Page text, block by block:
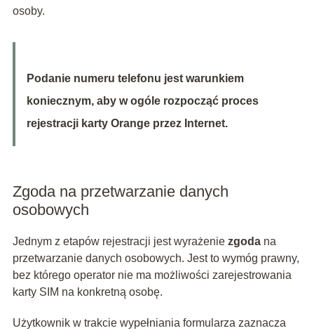
osoby.
Podanie numeru telefonu jest warunkiem
koniecznym, aby w ogóle rozpocząć proces
rejestracji karty Orange przez Internet.
Zgoda na przetwarzanie danych
osobowych
Jednym z etapów rejestracji jest wyrażenie zgodana
przetwarzanie danych osobowych. Jest to wymóg prawny,
bez którego operator nie ma możliwości zarejestrowania
karty SIM na konkretną osobę.
Użytkownik w trakcie wypełniania formularza zaznacza